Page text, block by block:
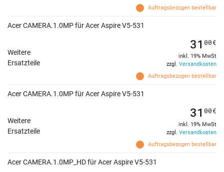
Auftragsbezogen bestellbar
Acer CAMERA.1.0MP für Acer Aspire V5-531
Weitere
Ersatzteile
Auftragsbezogen bestellbar
31 00€
inkl. 19% MwSt
zzgl. Versandkosten
Acer CAMERA.1.0MP für Acer Aspire V5-531
Weitere
Ersatzteile
Auftragsbezogen bestellbar
31 00€
inkl. 19% MwSt
zzgl. Versandkosten
Acer CAMERA.1.0MP_HD für Acer Aspire V5-531